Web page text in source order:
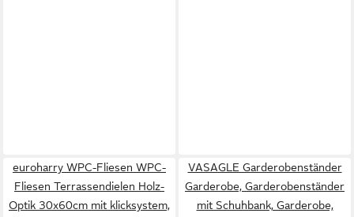
euroharry WPC-Fliesen WPC-
Fliesen Terrassendielen Holz-
Optik 30x60cm mit klicksystem,
VASAGLE Garderobenständer
Garderobe, Garderobenständer
mit Schuhbank, Garderobe,